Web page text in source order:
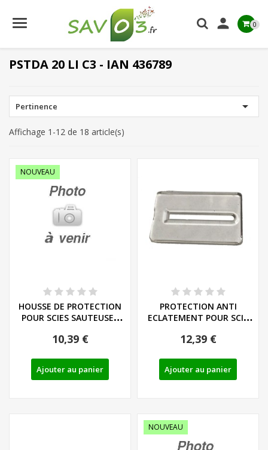
 0
PSTDA 20 LI C3 - IAN 436789
Pertinence 
Affichage 1-12 de 18 article(s)
NOUVEAU
HOUSSE DE PROTECTION
POUR SCIES SAUTEUSES
10,39 €
Ajouter au panier
PROTECTION ANTI
ECLATEMENT POUR SCIE
12,39 €
Ajouter au panier
NOUVEAU